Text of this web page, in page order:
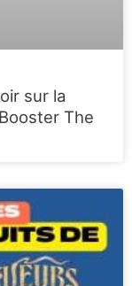
sur la
The